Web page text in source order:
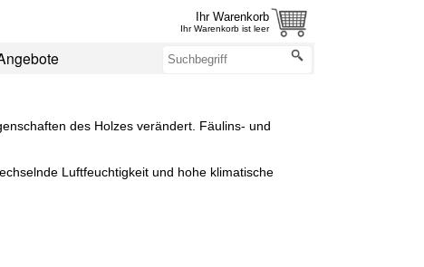
Ihr Warenkorb
Ihr Warenkorb ist leer
des Holzes verändert. Fäulins- und
Luftfeuchtigkeit und hohe klimatische